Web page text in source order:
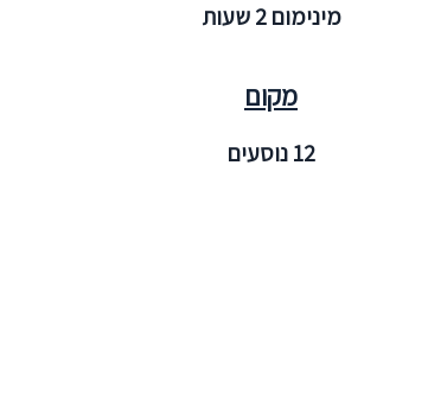
מינימום 2 שעות
מקום
12 נוסעים